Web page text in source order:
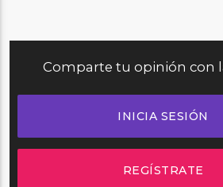
Comparte tu opinión con
INICIA SESIÓN
REGÍSTRATE